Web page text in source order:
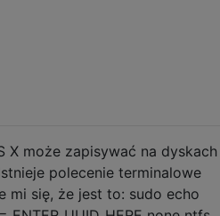
X może zapisywać na dyskach
polecenie terminalowe
mi się, że jest to: sudo echo